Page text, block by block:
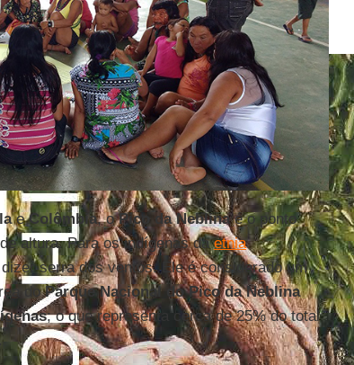
eColômbia, oPico da Neblinaé o ponto
altura. Para os indígenas daetnia
serra dos ventos. Ele é considerado um
doParque Nacional do Pico da Neblina
; o que representa cerca de 25% do total